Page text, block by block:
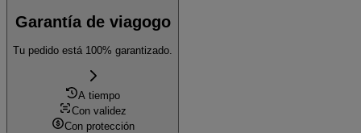
Garantía de viagogo
Tu pedido está 100% garantizado.
A tiempo
Con validez
Con protección